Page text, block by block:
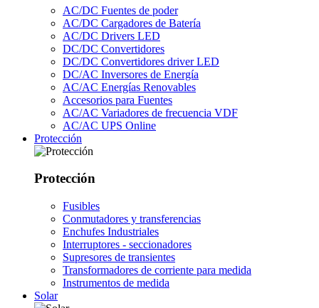
AC/DC Fuentes de poder
AC/DC Cargadores de Batería
AC/DC Drivers LED
DC/DC Convertidores
DC/DC Convertidores driver LED
DC/AC Inversores de Energía
AC/AC Energías Renovables
Accesorios para Fuentes
AC/AC Variadores de frecuencia VDF
AC/AC UPS Online
Protección
Protección
Fusibles
Conmutadores y transferencias
Enchufes Industriales
Interruptores - seccionadores
Supresores de transientes
Transformadores de corriente para medida
Instrumentos de medida
Solar